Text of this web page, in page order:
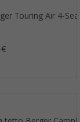
Touring Air 4-